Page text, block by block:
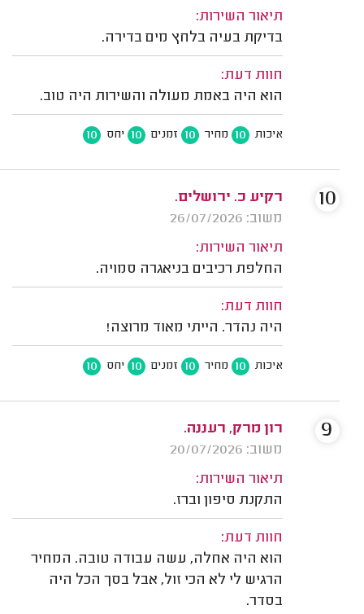
תיאור השירות:
בדיקת בעיה בלחץ מים בדירה.
חוות דעת:
הוא היה באמת מעולה והשירות היה טוב.
איכות 10 מחיר 10 זמנים 10 יחס 10
רקיע כ. ירושלים.
משוב: 26/07/2026
תיאור השירות:
החלפת רכיבים בניאגרה סמויה.
חוות דעת:
היה נהדר. הייתי מאוד מרוצה!
איכות 10 מחיר 10 זמנים 10 יחס 10
10
רון מרק, רעננה.
משוב: 20/07/2026
תיאור השירות:
התקנת סיפון וברז.
חוות דעת:
הוא היה אחלה, עשה עבודה טובה. המחיר
הרגיש לי לא הכי זול, אבל בסך הכל היה
בסדר.
9